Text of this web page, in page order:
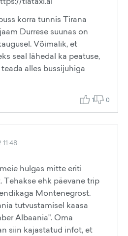
korra tunnis Tirana
Durrese suunas on
Võimalik, et
seal lähedal ka peatuse,
alles bussijuhiga
1 0
hulgas mitte eriti
ehk päevane trip
Montenegrost.
tutvustamisel kaasa
Albaania". Oma
siin kajastatud infot, et